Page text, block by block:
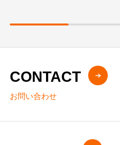
CONTACT
お問い合わせ